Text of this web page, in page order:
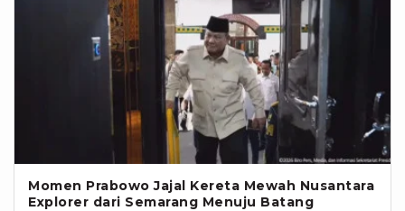
Momen Prabowo Jajal Kereta Mewah Nusantara
Explorer dari Semarang Menuju Batang